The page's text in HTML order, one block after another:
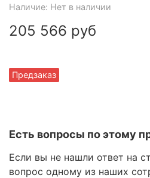
Наличие: Нет в наличии
Предзаказ
205 566 руб
Есть вопросы по этому
Если вы не нашли ответ на
вопрос одному из наших